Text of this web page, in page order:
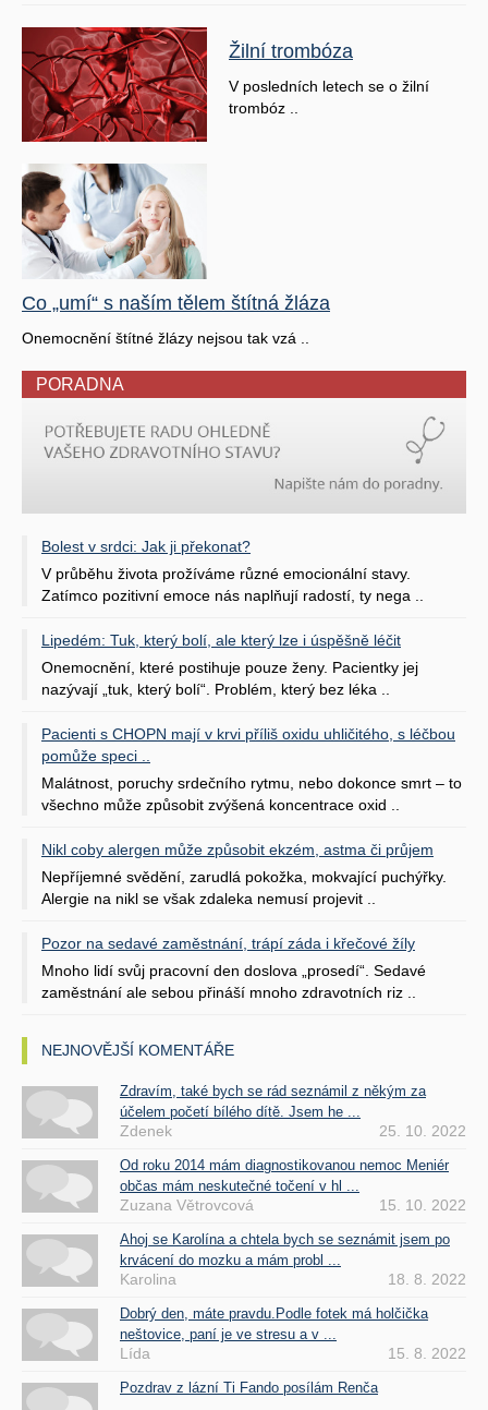
Žilní trombóza
V posledních letech se o žilní
trombóz ..
Co „umí“ s naším tělem štítná žláza
Onemocnění štítné žlázy nejsou tak vzá ..
PORADNA
Bolest v srdci: Jak ji překonat?
V průběhu života prožíváme různé emocionální stavy.
Zatímco pozitivní emoce nás naplňují radostí, ty nega ..
Lipedém: Tuk, který bolí, ale který lze i úspěšně léčit
Onemocnění, které postihuje pouze ženy. Pacientky jej
nazývají „tuk, který bolí“. Problém, který bez léka ..
Pacienti s CHOPN mají v krvi příliš oxidu uhličitého, s léčbou
pomůže speci ..
Malátnost, poruchy srdečního rytmu, nebo dokonce smrt – to
všechno může způsobit zvýšená koncentrace oxid ..
Nikl coby alergen může způsobit ekzém, astma či průjem
Nepříjemné svědění, zarudlá pokožka, mokvající puchýřky.
Alergie na nikl se však zdaleka nemusí projevit ..
Pozor na sedavé zaměstnání, trápí záda i křečové žíly
Mnoho lidí svůj pracovní den doslova „prosedí“. Sedavé
zaměstnání ale sebou přináší mnoho zdravotních riz ..
NEJNOVĚJŠÍ KOMENTÁŘE
Zdravím, také bych se rád seznámil z někým za
účelem početí bílého dítě. Jsem he ...
Zdenek 25. 10. 2022
Od roku 2014 mám diagnostikovanou nemoc Meniér
občas mám neskutečné točení v hl ...
Zuzana Větrovcová 15. 10. 2022
Ahoj se Karolína a chtela bych se seznámit jsem po
krvácení do mozku a mám probl ...
Karolina 18. 8. 2022
Dobrý den, máte pravdu.Podle fotek má holčička
neštovice, paní je ve stresu a v ...
Lída 15. 8. 2022
Pozdrav z lázní Ti Fando posílám Renča